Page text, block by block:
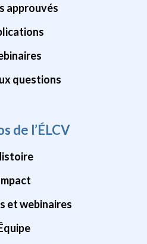
approuvés
questions
de l’ÉLCV
et webinaires